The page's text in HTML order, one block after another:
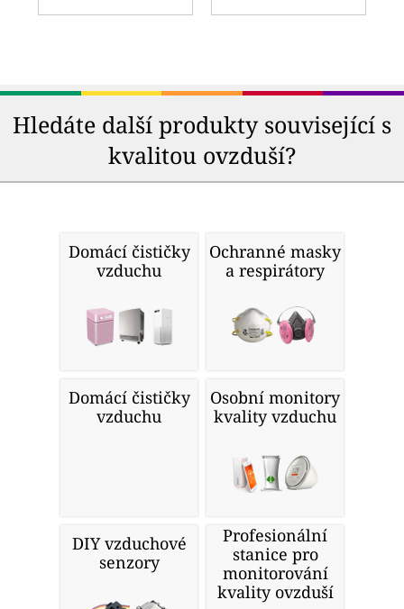
Hledáte další produkty související s
kvalitou ovzduší?
Domácí čističky
vzduchu
Ochranné masky
a respirátory
Domácí čističky
vzduchu
Osobní monitory
kvality vzduchu
DIY vzduchové
senzory
Profesionální
stanice pro
monitorování
kvality ovzduší